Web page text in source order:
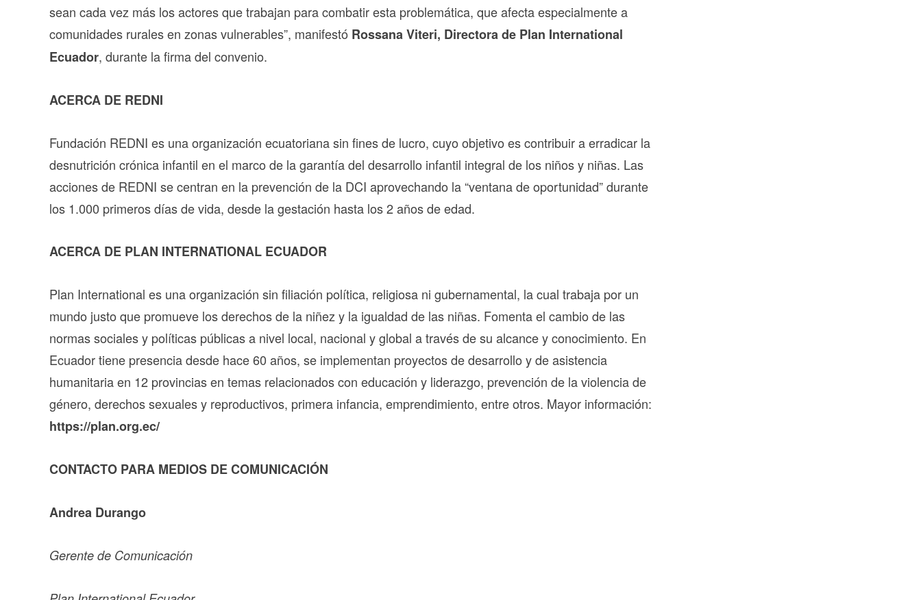
sean cada vez más los actores que trabajan para combatir esta problemática, que afecta especialmente a
comunidades rurales en zonas vulnerables”, manifestó Rossana Viteri, Directora de Plan International
Ecuador, durante la firma del convenio.
ACERCA DE REDNI
Fundación REDNI es una organización ecuatoriana sin fines de lucro, cuyo objetivo es contribuir a erradicar la
desnutrición crónica infantil en el marco de la garantía del desarrollo infantil integral de los niños y niñas. Las
acciones de REDNI se centran en la prevención de la DCI aprovechando la “ventana de oportunidad” durante
los 1.000 primeros días de vida, desde la gestación hasta los 2 años de edad.
ACERCA DE PLAN INTERNATIONAL ECUADOR
Plan International es una organización sin filiación política, religiosa ni gubernamental, la cual trabaja por un
mundo justo que promueve los derechos de la niñez y la igualdad de las niñas. Fomenta el cambio de las
normas sociales y políticas públicas a nivel local, nacional y global a través de su alcance y conocimiento. En
Ecuador tiene presencia desde hace 60 años, se implementan proyectos de desarrollo y de asistencia
humanitaria en 12 provincias en temas relacionados con educación y liderazgo, prevención de la violencia de
género, derechos sexuales y reproductivos, primera infancia, emprendimiento, entre otros. Mayor información:
https://plan.org.ec/
CONTACTO PARA MEDIOS DE COMUNICACIÓN
Andrea Durango
Gerente de Comunicación